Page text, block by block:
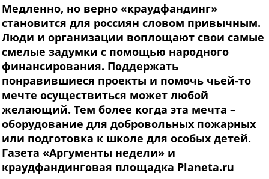
Медленно, но верно «краудфандинг»
становится для россиян словом привычным.
Люди и организации воплощают свои самые
смелые задумки с помощью народного
финансирования. Поддержать
понравившиеся проекты и помочь чьей-то
мечте осуществиться может любой
желающий. Тем более когда эта мечта –
оборудование для добровольных пожарных
или подготовка к школе для особых детей.
Газета «Аргументы недели» и
краудфандинговая площадка Planeta.ru